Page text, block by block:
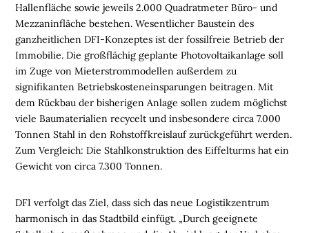
O
B
I
L
I
E
N
L
O
G
S
T
Hallenfläche sowie jeweils 2.000 Quadratmeter Büro- und
Mezzaninfläche bestehen. Wesentlicher Baustein des
ganzheitlichen DFI-Konzeptes ist der fossilfreie Betrieb der
Immobilie. Die großflächig geplante Photovoltaikanlage soll
im Zuge von Mieterstrommodellen außerdem zu
signifikanten Betriebskosteneinsparungen beitragen. Mit
dem Rückbau der bisherigen Anlage sollen zudem möglichst
viele Baumaterialien recycelt und insbesondere circa 7.000
Tonnen Stahl in den Rohstoffkreislauf zurückgeführt werden.
Zum Vergleich: Die Stahlkonstruktion des Eiffelturms hat ein
Gewicht von circa 7.300 Tonnen.
DFI verfolgt das Ziel, dass sich das neue Logistikzentrum
harmonisch in das Stadtbild einfügt. „Durch geeignete